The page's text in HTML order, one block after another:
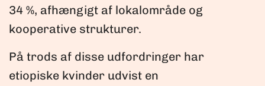
34 %, afhængigt af lokalområde og
kooperative strukturer.
På trods af disse udfordringer har
etiopiske kvinder udvist en